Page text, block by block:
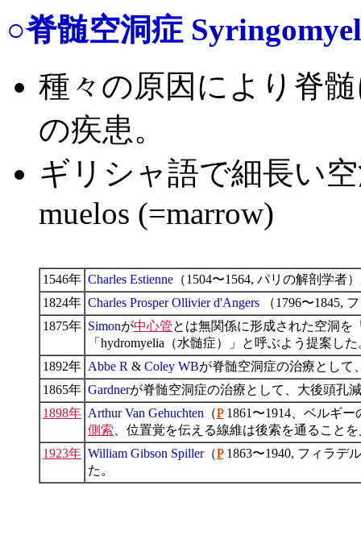
○脊髄空洞症
種々の原因により脊
の疾患。
ギリシャ語で細長い
muelos (=marrow)
1546年 Charles Estienne （1504〜1564, パリの解剖学
1824年 Charles Prosper Ollivier d'Angers
（1796〜1845,
1875年 Simonが中心管とは無関係に形成された空洞を
「hydromyelia（水髄症）」と呼ぶよう提案した
1892年 Abbe R & Coley WBが脊髄空洞症の治療として
1865年 Gardnerが脊髄空洞症の治療として、大後頭孔
1898年 Arthur Van Gehuchten （P1861〜1914、ベルギー
側索 、位置覚を伝える線維は後索を通ること
1923年 William Gibson Spiller（P1863〜1940, フィラデ
た。